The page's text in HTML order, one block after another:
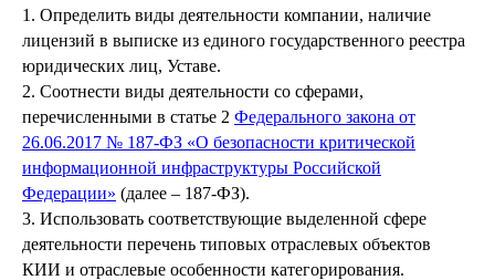
1. Определить виды деятельности компании, наличие
лицензий в выписке из единого государственного реестра
юридических лиц, Уставе.
2. Соотнести виды деятельности со сферами,
перечисленными в статье 2 Федерального закона от
26.06.2017 № 187-ФЗ «О безопасности критической
информационной инфраструктуры Российской
Федерации» (далее – 187-ФЗ).
3. Использовать соответствующие выделенной сфере
деятельности перечень типовых отраслевых объектов
КИИ и отраслевые особенности категорирования.